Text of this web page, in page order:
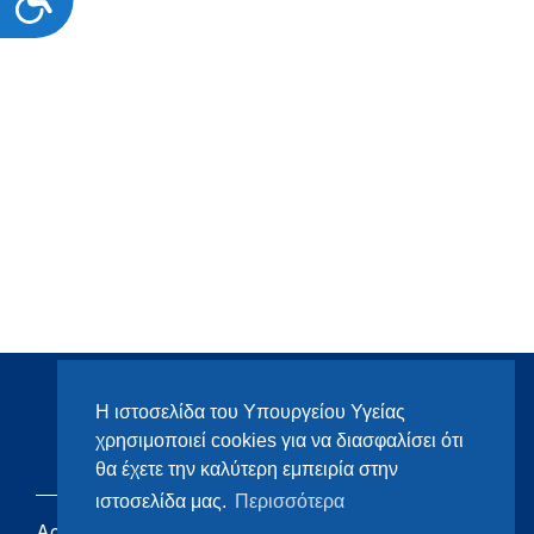
Η ιστοσελίδα του Υπουργείου Υγείας
χρησιμοποιεί cookies για να διασφαλίσει ότι
θα έχετε την καλύτερη εμπειρία στην
ιστοσελίδα μας. Περισσότερα